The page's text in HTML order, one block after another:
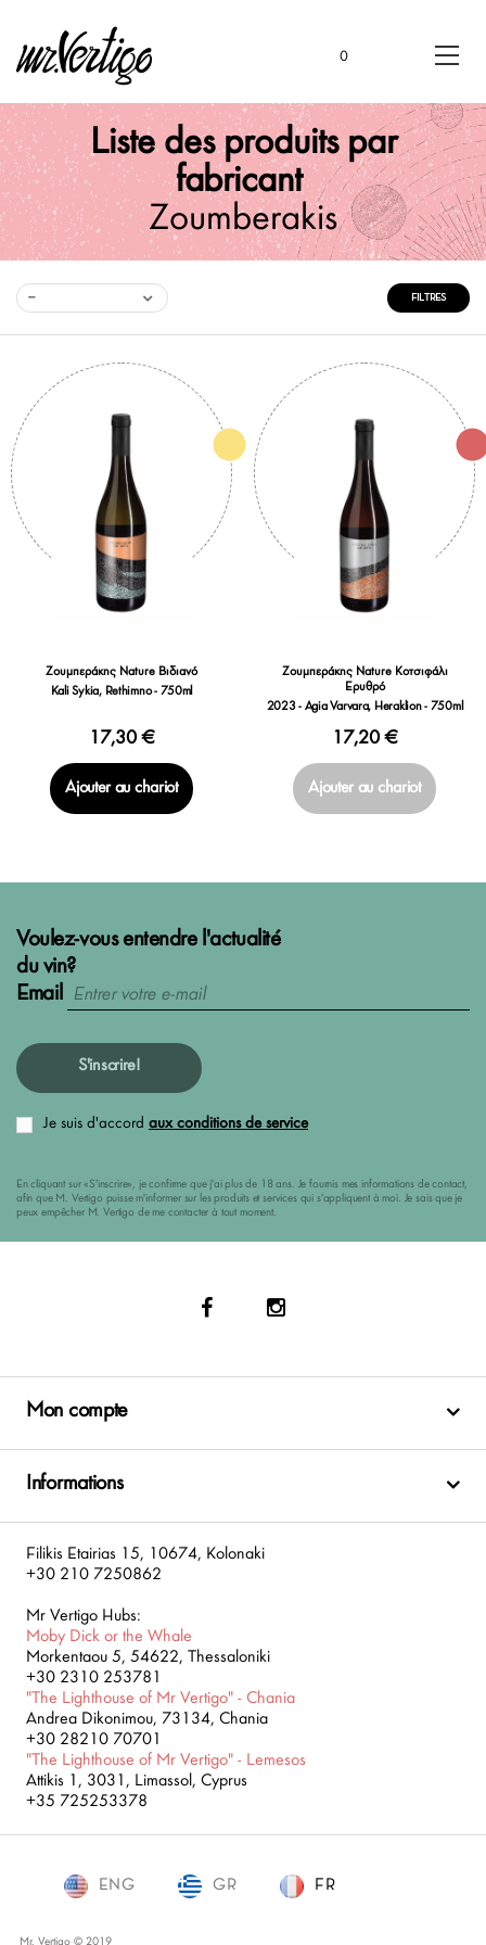
0
Liste des produits par
fabricant
Zoumberakis
-- FILTRES
Ζουμπεράκης Nature Βιδιανό
Kali Sykia, Rethimno - 750ml
17,30 €
Ajouter au chariot
Ζουμπεράκης Nature Κοτσιφάλι
Ερυθρό
2023 - Agia Varvara, Heraklion - 750ml
17,20 €
Ajouter au chariot
Voulez-vous entendre l'actualité
du vin?
Email
S'inscrire!
Je suis d'accord aux conditions de service
En cliquant sur «S'inscrire», je confirme que j'ai plus de 18 ans. Je fournis mes informations de contact,
afin que M. Vertigo puisse m'informer sur les produits et services qui s'appliquent à moi. Je sais que je
peux empêcher M. Vertigo de me contacter à tout moment.
Mon compte
Informations
Filikis Etairias 15, 10674, Kolonaki
+30 210 7250862
Mr Vertigo Hubs:
Moby Dick or the Whale
Morkentaou 5, 54622, Thessaloniki
+30 2310 253781
"The Lighthouse of Mr Vertigo" - Chania
Andrea Dikonimou, 73134, Chania
+30 28210 70701
"The Lighthouse of Mr Vertigo" - Lemesos
Attikis 1, 3031, Limassol, Cyprus
+35 725253378
ENG GR FR
Mr. Vertigo © 2019